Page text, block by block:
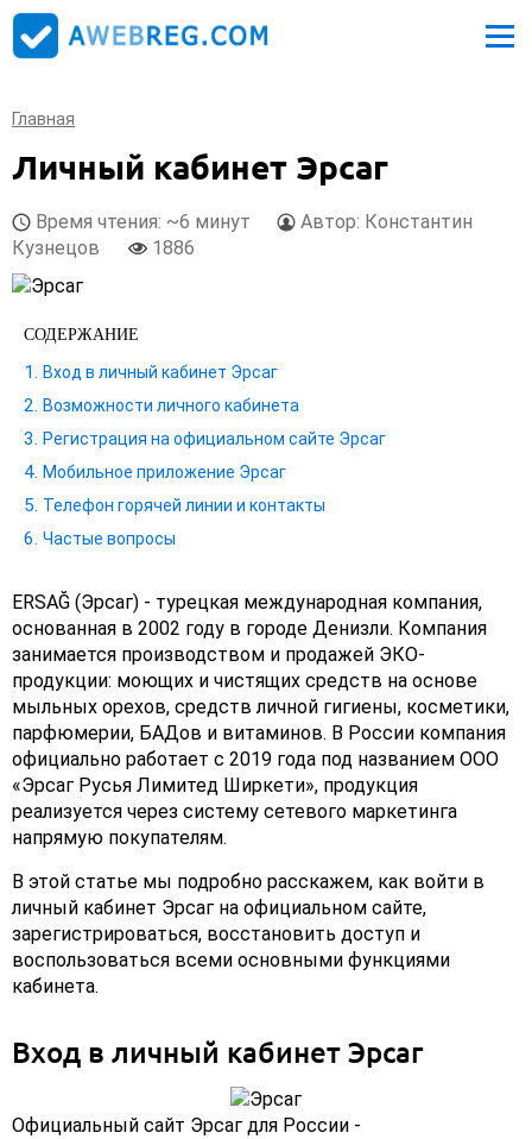
Главная
Личный кабинет Эрсаг
Время чтения: ~6 минут
Автор: Константин
Кузнецов
1886
СОДЕРЖАНИЕ
Вход в личный кабинет Эрсаг
Возможности личного кабинета
Регистрация на официальном сайте Эрсаг
Мобильное приложение Эрсаг
Телефон горячей линии и контакты
Частые вопросы
ERSAĞ (Эрсаг) - турецкая международная компания,
основанная в 2002 году в городе Денизли. Компания
занимается производством и продажей ЭКО-
продукции: моющих и чистящих средств на основе
мыльных орехов, средств личной гигиены, косметики,
парфюмерии, БАДов и витаминов. В России компания
официально работает с 2019 года под названием ООО
«Эрсаг Русья Лимитед Ширкети», продукция
реализуется через систему сетевого маркетинга
напрямую покупателям.
В этой статье мы подробно расскажем, как войти в
личный кабинет Эрсаг на официальном сайте,
зарегистрироваться, восстановить доступ и
воспользоваться всеми основными функциями
кабинета.
Вход в личный кабинет Эрсаг
Официальный сайт Эрсаг для России -